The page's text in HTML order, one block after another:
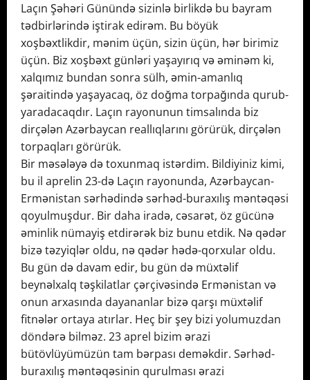
Laçın Şəhəri Günündə sizinlə birlikdə bu bayram
tədbirlərində iştirak edirəm. Bu böyük
xoşbəxtlikdir, mənim üçün, sizin üçün, hər birimiz
üçün. Biz xoşbəxt günləri yaşayırıq və əminəm ki,
xalqımız bundan sonra sülh, əmin-amanlıq
şəraitində yaşayacaq, öz doğma torpağında qurub-
yaradacaqdır. Laçın rayonunun timsalında biz
dirçələn Azərbaycan reallıqlarını görürük, dirçələn
torpaqları görürük.
Bir məsələyə də toxunmaq istərdim. Bildiyiniz kimi,
bu il aprelin 23-də Laçın rayonunda, Azərbaycan-
Ermənistan sərhədində sərhəd-buraxılış məntəqəsi
qoyulmuşdur. Bir daha iradə, cəsarət, öz gücünə
əminlik nümayiş etdirərək biz bunu etdik. Nə qədər
bizə təzyiqlər oldu, nə qədər hədə-qorxular oldu.
Bu gün də davam edir, bu gün də müxtəlif
beynəlxalq təşkilatlar çərçivəsində Ermənistan və
onun arxasında dayananlar bizə qarşı müxtəlif
fitnələr ortaya atırlar. Heç bir şey bizi yolumuzdan
döndərə bilməz. 23 aprel bizim ərazi
bütövlüyümüzün tam bərpası deməkdir. Sərhəd-
buraxılış məntəqəsinin qurulması ərazi